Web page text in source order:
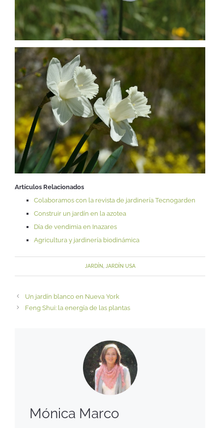
Artículos Relacionados
Colaboramos con la revista de jardinería Tecnogarden
Construir un jardín en la azotea
Día de vendimia en Inazares
Agricultura y jardinería biodinámica
JARDÍN JARDÍN USA
Un jardín blanco en Nueva York
Feng Shui: la energía de las plantas
Mónica Marco